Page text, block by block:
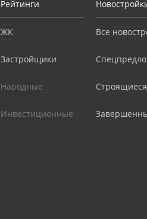
Рейтинги
ЖК
Застройщики
Народные
Инвестиционные
Все
Строящиеся